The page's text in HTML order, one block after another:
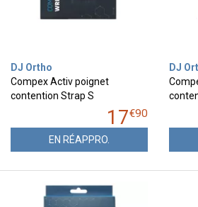
DJ Ortho
Compex Activ poignet
contention Strap S
17€90
EN RÉAPPRO.
DJ